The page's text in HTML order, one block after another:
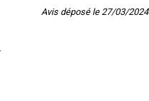
Avis déposé le 27/03/2024